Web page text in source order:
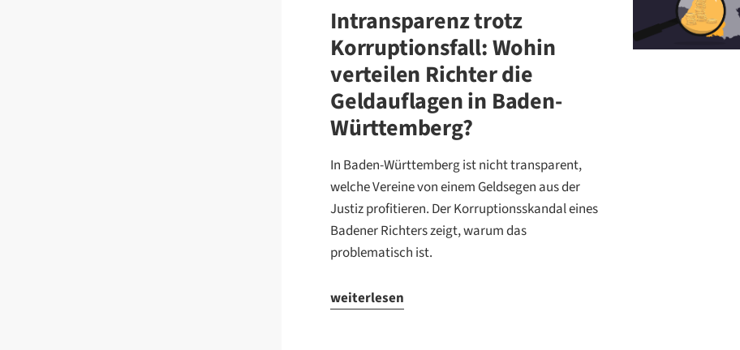
Intransparenz trotz
Korruptionsfall: Wohin
verteilen Richter die
Geldauflagen in Baden-
Württemberg?
In Baden-Württemberg ist nicht transparent,
welche Vereine von einem Geldsegen aus der
Justiz profitieren. Der Korruptionsskandal eines
Badener Richters zeigt, warum das
problematisch ist.
weiterlesen